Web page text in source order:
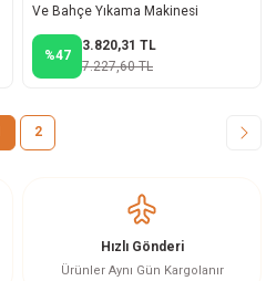
Ve Bahçe Yıkama Makinesi
%47
3.820,31 TL
7.227,60 TL
2
Hızlı Gönderi
Ürünler Aynı Gün Kargolanır